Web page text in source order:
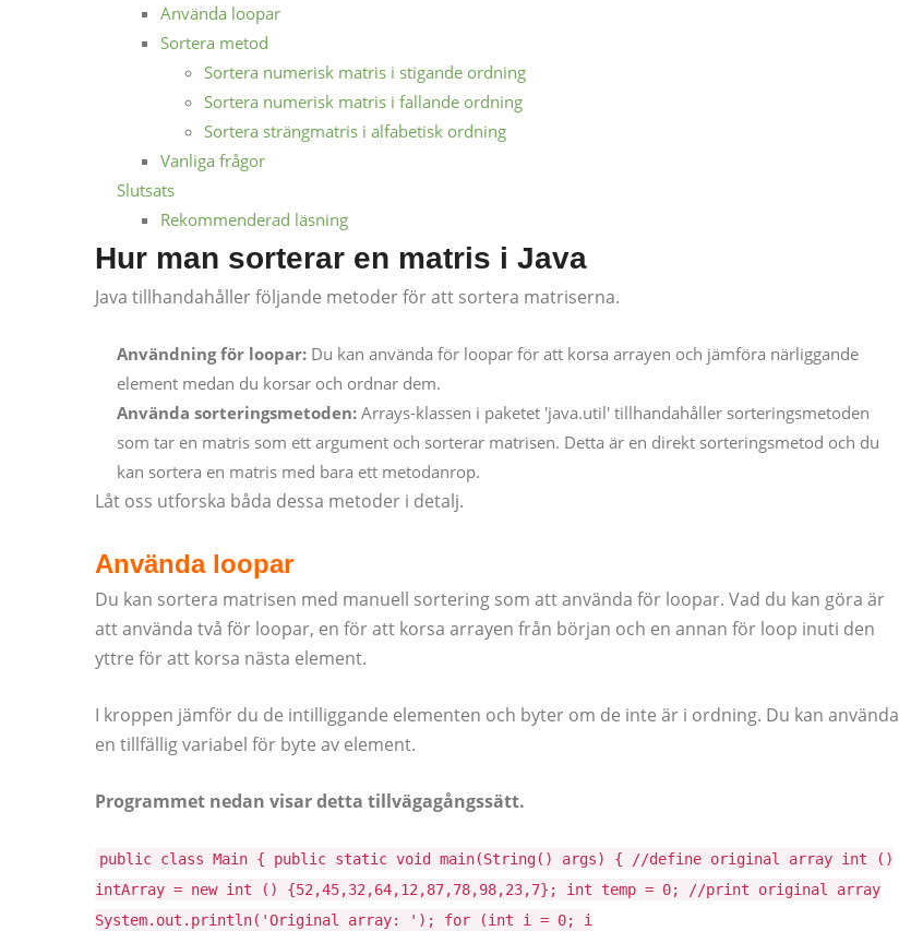
Använda loopar
Sortera metod
Sortera numerisk matris i stigande ordning
Sortera numerisk matris i fallande ordning
Sortera strängmatris i alfabetisk ordning
Vanliga frågor
Slutsats
Rekommenderad läsning
Hur man sorterar en matris i Java
Java tillhandahåller följande metoder för att sortera matriserna.
Användning för loopar: Du kan använda för loopar för att korsa arrayen och jämföra närliggande
element medan du korsar och ordnar dem.
Använda sorteringsmetoden: Arrays-klassen i paketet 'java.util' tillhandahåller sorteringsmetoden
som tar en matris som ett argument och sorterar matrisen. Detta är en direkt sorteringsmetod och du
kan sortera en matris med bara ett metodanrop.
Låt oss utforska båda dessa metoder i detalj.
Använda loopar
Du kan sortera matrisen med manuell sortering som att använda för loopar. Vad du kan göra är
att använda två för loopar, en för att korsa arrayen från början och en annan för loop inuti den
yttre för att korsa nästa element.
I kroppen jämför du de intilliggande elementen och byter om de inte är i ordning. Du kan använda
en tillfällig variabel för byte av element.
Programmet nedan visar detta tillvägagångssätt.
public class Main { public static void main(String() args) { //define original array int ()
intArray = new int () {52,45,32,64,12,87,78,98,23,7}; int temp = 0; //print original array
System.out.println('Original array: '); for (int i = 0; i